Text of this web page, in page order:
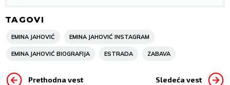
TAGOVI
EMINA JAHOVIĆ EMINA JAHOVIĆ INSTAGRAM
EMINA JAHOVIĆ BIOGRAFIJA ESTRADA ZABAVA
Prethodna vest Sledeća vest